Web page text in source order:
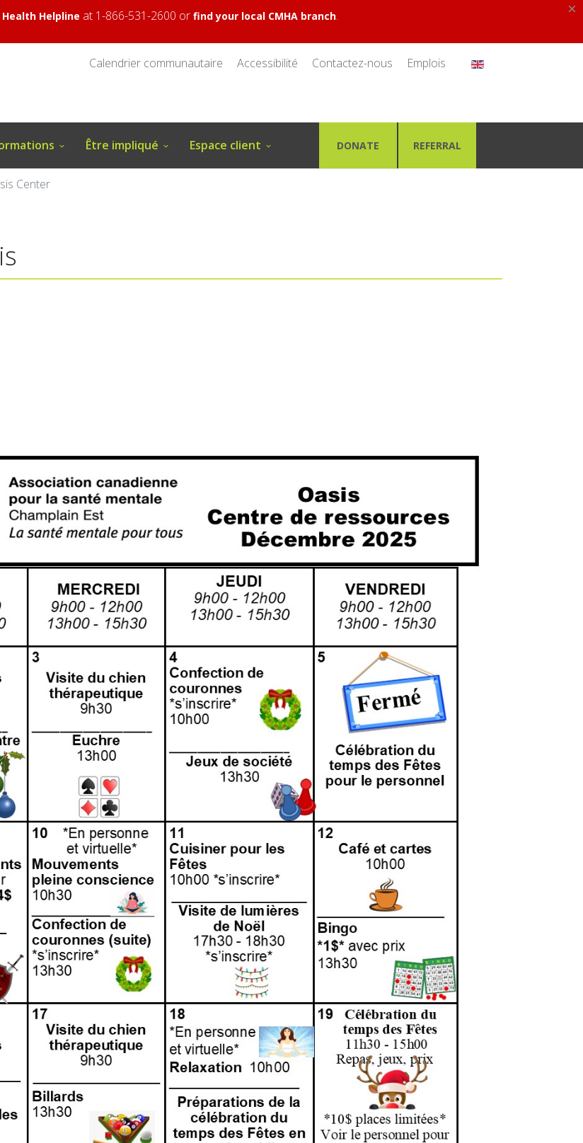
×
Helpline at 1-866-531-2600 or find your local CMHA branch.
Calendrier communautaire Accessibilité Contactez-nous Emplois
Être impliqué Espace client DONATE REFERRAL
Center